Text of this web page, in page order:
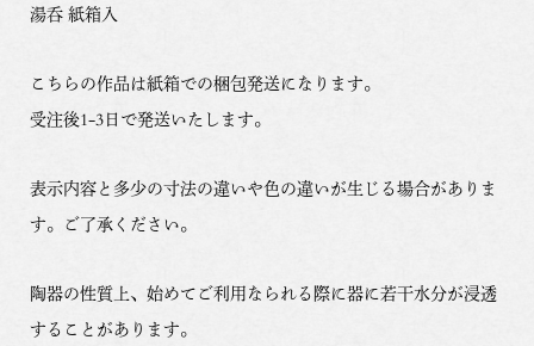
湯呑 紙箱入
こちらの作品は紙箱での梱包発送になります。
受注後1-3日で発送いたします。
表示内容と多少の寸法の違いや色の違いが生じる場合がありま
す。ご了承ください。
陶器の性質上、始めてご利用なられる際に器に若干水分が浸透
することがあります。